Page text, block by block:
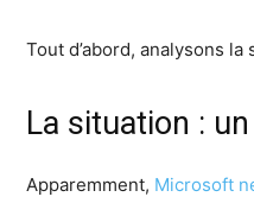
Tout d’abord, analysons
La situation :
Apparemment, Microsoft